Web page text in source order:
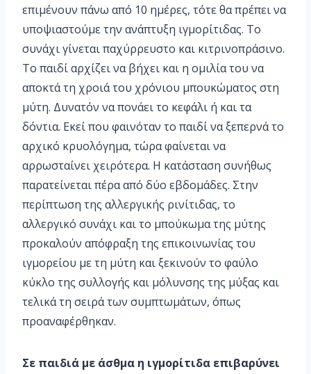
επιμένουν πάνω από 10 ημέρες, τότε θα πρέπει να
υποψιαστούμε την ανάπτυξη ιγμορίτιδας. Το
συνάχι γίνεται παχύρρευστο και κιτρινοπράσινο.
Το παιδί αρχίζει να βήχει και η ομιλία του να
αποκτά τη χροιά του χρόνιου μπουκώματος στη
μύτη. Δυνατόν να πονάει το κεφάλι ή και τα
δόντια. Εκεί που φαινόταν το παιδί να ξεπερνά το
αρχικό κρυολόγημα, τώρα φαίνεται να
αρρωσταίνει χειρότερα. Η κατάσταση συνήθως
παρατείνεται πέρα από δύο εβδομάδες. Στην
περίπτωση της αλλεργικής ρινίτιδας, το
αλλεργικό συνάχι και το μπούκωμα της μύτης
προκαλούν απόφραξη της επικοινωνίας του
ιγμορείου με τη μύτη και ξεκινούν το φαύλο
κύκλο της συλλογής και μόλυνσης της μύξας και
τελικά τη σειρά των συμπτωμάτων, όπως
προαναφέρθηκαν.
Σε παιδιά με άσθμα η ιγμορίτιδα επιβαρύνει